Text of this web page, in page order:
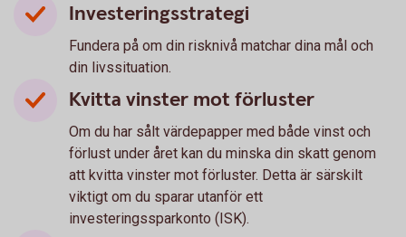
Investeringsstrategi
Fundera på om din risknivå matchar dina mål och
din livssituation.
Kvitta vinster mot förluster
Om du har sålt värdepapper med både vinst och
förlust under året kan du minska din skatt genom
att kvitta vinster mot förluster. Detta är särskilt
viktigt om du sparar utanför ett
investeringssparkonto (ISK).